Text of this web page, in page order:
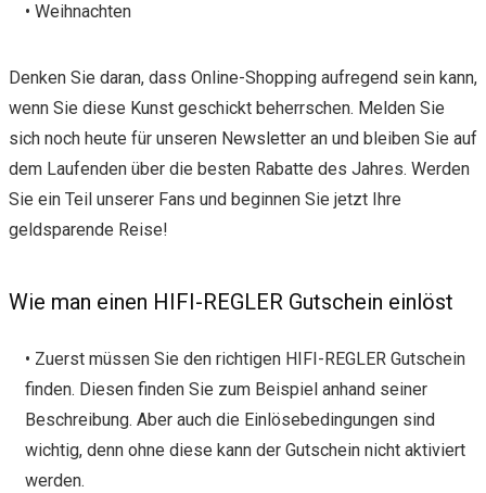
• Weihnachten
Denken Sie daran, dass Online-Shopping aufregend sein kann,
wenn Sie diese Kunst geschickt beherrschen. Melden Sie
sich noch heute für unseren Newsletter an und bleiben Sie auf
dem Laufenden über die besten Rabatte des Jahres. Werden
Sie ein Teil unserer Fans und beginnen Sie jetzt Ihre
geldsparende Reise!
Wie man einen HIFI-REGLER Gutschein einlöst
• Zuerst müssen Sie den richtigen HIFI-REGLER Gutschein
finden. Diesen finden Sie zum Beispiel anhand seiner
Beschreibung. Aber auch die Einlösebedingungen sind
wichtig, denn ohne diese kann der Gutschein nicht aktiviert
werden.